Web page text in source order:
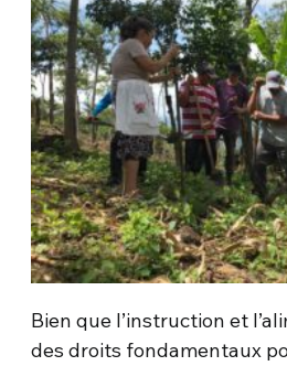
Bien que l’instruction et
des droits fondamentaux